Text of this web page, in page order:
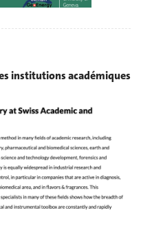
institutions académiques